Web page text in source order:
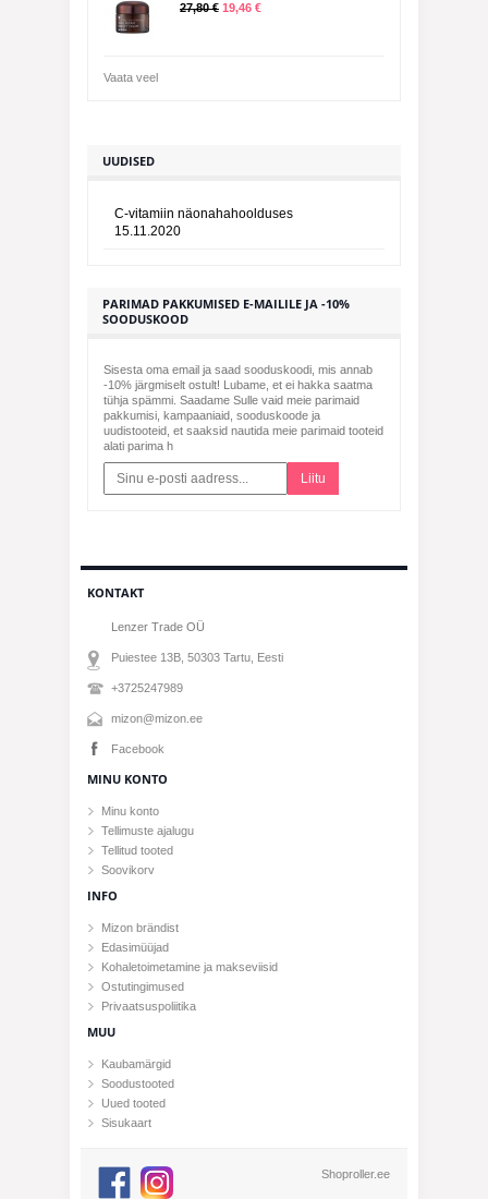
27,80 € 19,46 €
Vaata veel
UUDISED
C-vitamiin näonahahoolduses
15.11.2020
PARIMAD PAKKUMISED E-MAILILE JA -10%
SOODUSKOOD
Sisesta oma email ja saad sooduskoodi, mis annab
-10% järgmiselt ostult! Lubame, et ei hakka saatma
tühja spämmi. Saadame Sulle vaid meie parimaid
pakkumisi, kampaaniaid, sooduskoode ja
uudistooteid, et saaksid nautida meie parimaid tooteid
alati parima h
Liitu
KONTAKT
Lenzer Trade OÜ
Puiestee 13B, 50303 Tartu , Eesti
+3725247989
mizon@mizon.ee
Facebook
MINU KONTO
Minu konto
Tellimuste ajalugu
Tellitud tooted
Soovikorv
INFO
Mizon brändist
Edasimüüjad
Kohaletoimetamine ja makseviisid
Ostutingimused
Privaatsuspoliitika
MUU
Kaubamärgid
Soodustooted
Uued tooted
Sisukaart
Shoproller.ee